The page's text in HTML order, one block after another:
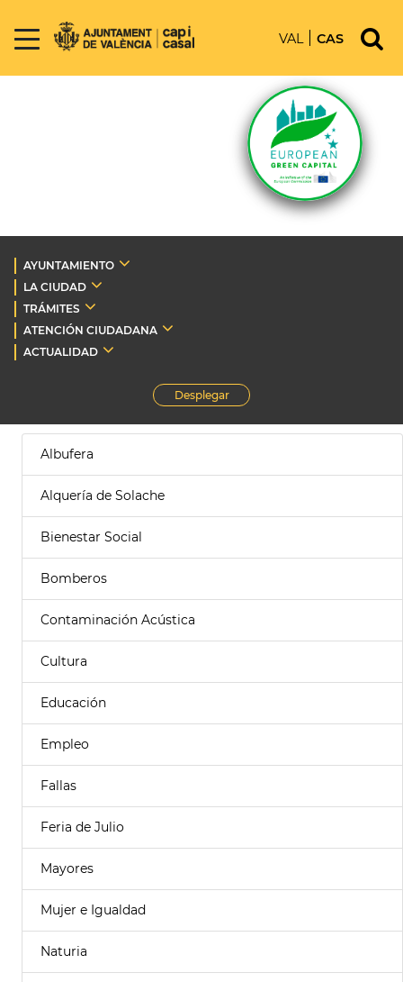
VAL CAS
AYUNTAMIENTO
LA CIUDAD
TRÁMITES
ATENCIÓN CIUDADANA
ACTUALIDAD
Desplegar
Albufera
Alquería de Solache
Bienestar Social
Bomberos
Contaminación Acústica
Cultura
Educación
Empleo
Fallas
Feria de Julio
Mayores
Mujer e Igualdad
Naturia